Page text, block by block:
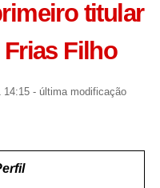
titular
Filho
14:15 - última modificação